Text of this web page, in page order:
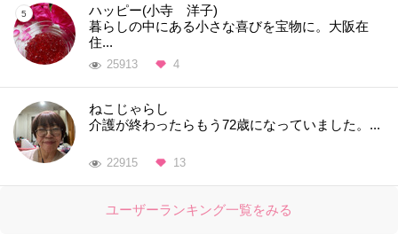
ハッピー(小寺 洋子)
暮らしの中にある小さな喜びを宝物に。大阪在
住...
25913 4
ねこじゃらし
介護が終わったらもう72歳になっていました。...
22915 13
ユーザーランキング一覧をみる